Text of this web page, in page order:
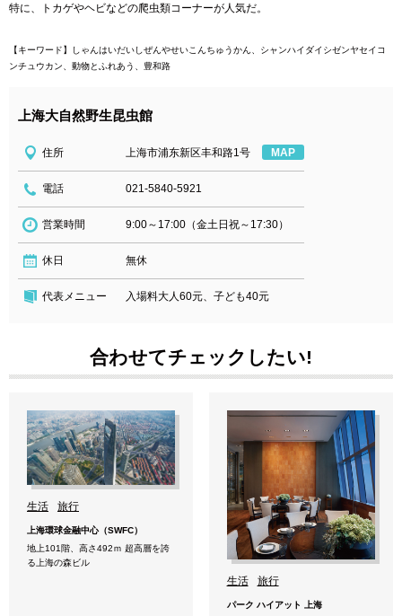
特に、トカゲやヘビなどの爬虫類コーナーが人気だ。
【キーワード】しゃんはいだいしぜんやせいこんちゅうかん、シャンハイダイシゼンヤセイコ
ンチュウカン、動物とふれあう、 豊和路
上海大自然野生昆虫館
住所 上海市浦东新区丰和路1号 MAP
電話 021-5840-5921
営業時間 9:00～17:00（金土日祝～17:30）
休日 無休
代表メニュー 入場料大人60元、子ども40元
合わせてチェックしたい!
生活 旅行
上海環球金融中心（SWFC）
地上101階、高さ492ｍ 超高層を誇
る上海の森ビル
生活 旅行
パーク ハイアット 上海